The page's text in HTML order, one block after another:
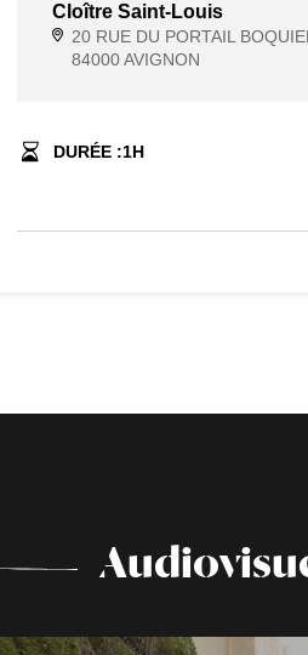
Cloître Saint-Louis
20 RUE DU PORTAIL
84000 AVIGNON
DURÉE :1H